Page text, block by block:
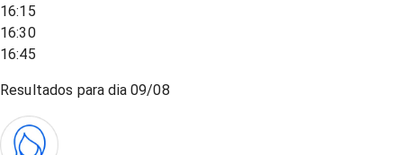
16:15
16:30
16:45
Resultados para dia09/08